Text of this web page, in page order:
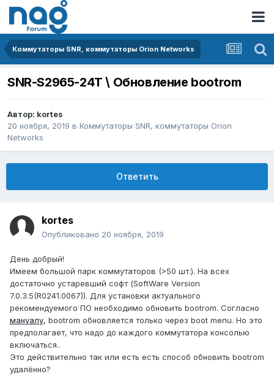
Коммутаторы SNR, коммутаторы Orion Networks
SNR-S2965-24T \ Обновление bootrom
Автор: kortes
20 ноября, 2019 в Коммутаторы SNR, коммутаторы Orion
Networks
Ответить
kortes
Опубликовано 20 ноября, 2019
День добрый!
Имеем большой парк коммутаторов (>50 шт.). На всех
достаточно устаревший софт (SoftWare Version
7.0.3.5(R0241.0067)). Для установки актуального
рекомендуемого ПО необходимо обновить bootrom. Согласно
мануалу, bootrom обновляется только через boot menu. Но это
предполагает, что надо до каждого коммутатора консолью
включаться..
Это действительно так или есть есть способ обновить bootrom
удалённо?